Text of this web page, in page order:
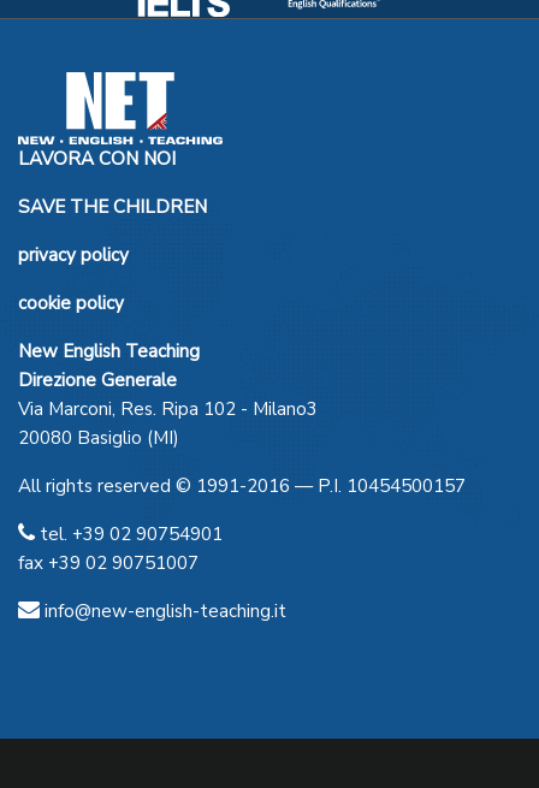
LAVORA CON NOI
SAVE THE CHILDREN
privacy policy
cookie policy
New English Teaching
Direzione Generale
Via Marconi, Res. Ripa 102 - Milano3
20080 Basiglio (MI)
All rights reserved © 1991-2016 — P.I. 10454500157
tel. +39 02 90754901
fax +39 02 90751007
info@new-english-teaching.it